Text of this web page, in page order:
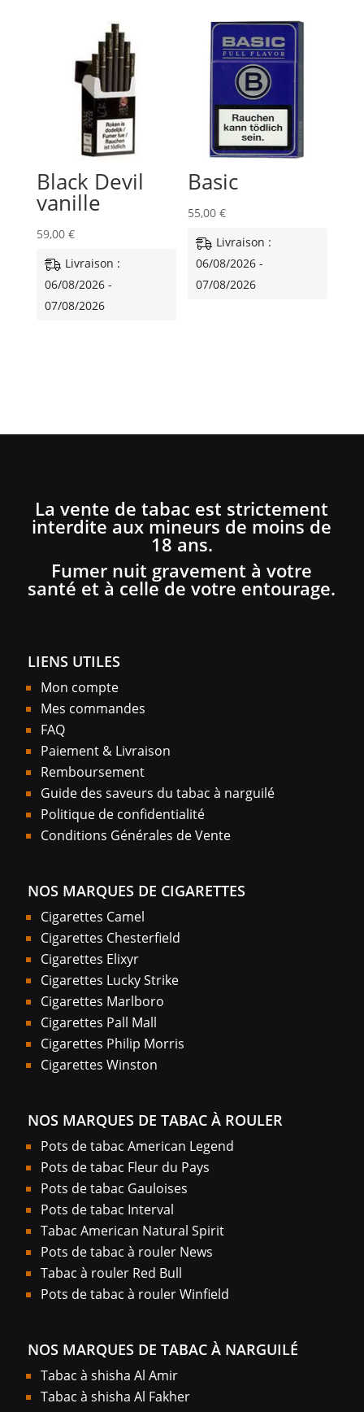
Black Devil
vanille
59,00 €
Livraison :
06/08/2026 -
07/08/2026
Basic
55,00€
Livraison :
06/08/2026 -
07/08/2026
La vente de tabac est strictement
interdite aux mineurs de moins de
18 ans.
Fumer nuit gravement à votre
santé et à celle de votre entourage.
LIENS UTILES
Mon compte
Mes commandes
FAQ
Paiement & Livraison
Remboursement
Guide des saveurs du tabac à narguilé
Politique de confidentialité
Conditions Générales de Vente
NOS MARQUES DE CIGARETTES
Cigarettes Camel
Cigarettes Chesterfield
Cigarettes Elixyr
Cigarettes Lucky Strike
Cigarettes Marlboro
Cigarettes Pall Mall
Cigarettes Philip Morris
Cigarettes Winston
NOS MARQUES DE TABAC À ROULER
Pots de tabac American Legend
Pots de tabac Fleur du Pays
Pots de tabac Gauloises
Pots de tabac Interval
Tabac American Natural Spirit
Pots de tabac à rouler News
Tabac à rouler Red Bull
Pots de tabac à rouler Winfield
NOS MARQUES DE TABAC À NARGUILÉ
Tabac à shisha Al Amir
Tabac à shisha Al Fakher